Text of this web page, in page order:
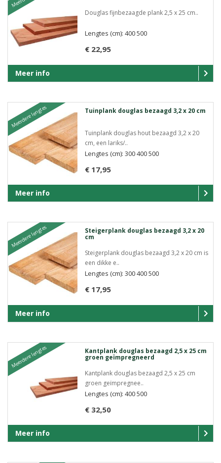
Douglas fijnbezaagde plank 2,5 x 25 cm..
€ 22,95
Lengtes (cm): 400 500
Meer info
Meerdere lengtes Tuinplank douglas bezaagd 3,2 x 20 cm
Tuinplank douglas hout bezaagd 3,2 x 20
cm, een lariks/..
€ 17,95
Lengtes (cm): 300 400 500
Meer info
Meerdere lengtes Steigerplank douglas bezaagd 3,2 x 20
cm
Steigerplank douglas bezaagd 3,2 x 20 cm is
een dikke e..
€ 17,95
Lengtes (cm): 300 400 500
Meer info
Meerdere lengtes Kantplank douglas bezaagd 2,5 x 25 cm
groen geïmpregneerd
Kantplank douglas bezaagd 2,5 x 25 cm
groen geïmpregnee..
€ 32,50
Lengtes (cm): 400 500
Meer info